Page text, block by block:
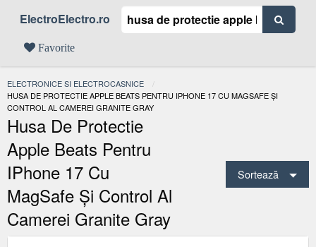
ElectroElectro.ro
Favorite
ELECTRONICE SI ELECTROCASNICE
ACTUAL:
HUSA DE PROTECTIE APPLE BEATS PENTRU IPHONE 17 CU MAGSAFE ȘI
CONTROL AL CAMEREI GRANITE GRAY
Husa De Protectie
Apple Beats Pentru
IPhone 17 Cu
MagSafe Și Control Al
Camerei Granite Gray
Sortează